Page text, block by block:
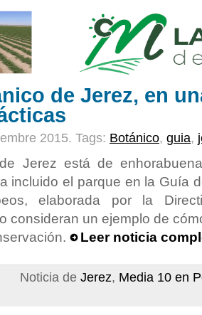
de Jerez, en
2015. Tags: Botánico, guia,
Jerez está de
incluido el parque en la Guía
elaborada por la
consideran un ejemplo de
Leer noticia
Noticia de Jerez, Media 10 en